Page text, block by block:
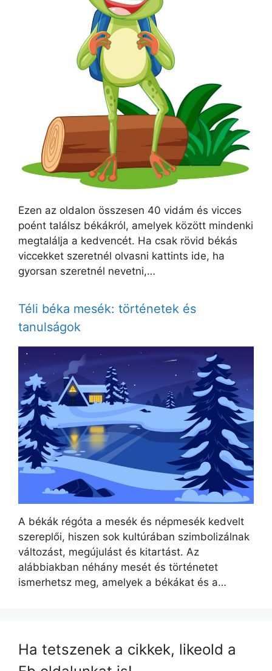
Ezen az oldalon összesen 40 vidám és vicces
poént találsz békákról, amelyek között mindenki
megtalálja a kedvencét. Ha csak rövid békás
viccekket szeretnél olvasni kattints ide, ha
gyorsan szeretnél nevetni,…
Téli béka mesék: történetek és
tanulságok
A békák régóta a mesék és népmesék kedvelt
szereplői, hiszen sok kultúrában szimbolizálnak
változást, megújulást és kitartást. Az
alábbiakban néhány mesét és történetet
ismerhetsz meg, amelyek a békákat és a…
Ha tetszenek a cikkek, likeold a